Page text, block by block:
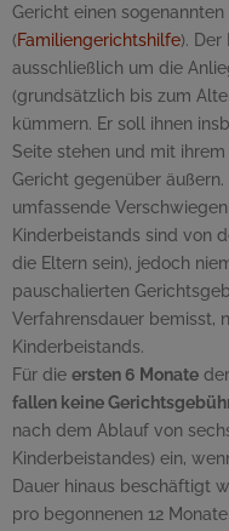
Gericht einen sogenannten
(Familiengerichtshilfe).
ausschließlich um die
(grundsätzlich bis zum
kümmern. Er soll ihnen
Seite stehen und mit
Gericht gegenüber
umfassende
Kinderbeistands sind von
die Eltern sein), jedoch
pauschalierten
Verfahrensdauer bemisst,
Kinderbeistands.
Für die ersten 6 Monate
fallen keine
nach dem Ablauf von
Kinderbeistandes) ein,
Dauer hinaus beschäftigt
pro begonnenen 12